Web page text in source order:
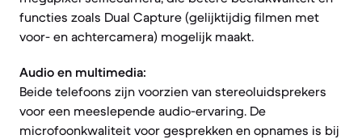
functies zoals Dual Capture (gelijktijdig filmen met
voor- en achtercamera) mogelijk maakt.
Audio en multimedia:
Beide telefoons zijn voorzien van stereoluidsprekers
voor een meeslepende audio-ervaring. De
microfoonkwaliteit voor gesprekken en opnames is bij